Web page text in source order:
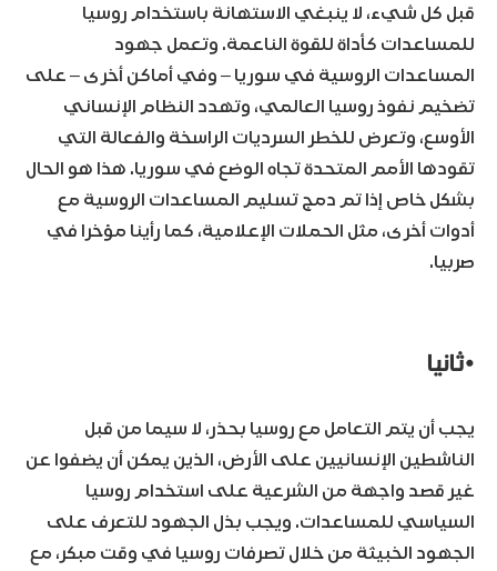
قبل كل شيء، لا ينبغي الاستهانة باستخدام روسيا
للمساعدات كأداة للقوة الناعمة. وتعمل جهود
المساعدات الروسية في سوريا – وفي أماكن أخرى – على
تضخيم نفوذ روسيا العالمي، وتهدد النظام الإنساني
الأوسع، وتعرض للخطر السرديات الراسخة والفعالة التي
تقودها الأمم المتحدة تجاه الوضع في سوريا. هذا هو الحال
بشكل خاص إذا تم دمج تسليم المساعدات الروسية مع
أدوات أخرى، مثل الحملات الإعلامية، كما رأينا مؤخرا في
صربيا.
•ثانيا
يجب أن يتم التعامل مع روسيا بحذر، لا سيما من قبل
الناشطين الإنسانيين على الأرض، الذين يمكن أن يضفوا عن
غير قصد واجهة من الشرعية على استخدام روسيا
السياسي للمساعدات. ويجب بذل الجهود للتعرف على
الجهود الخبيثة من خلال تصرفات روسيا في وقت مبكر، مع